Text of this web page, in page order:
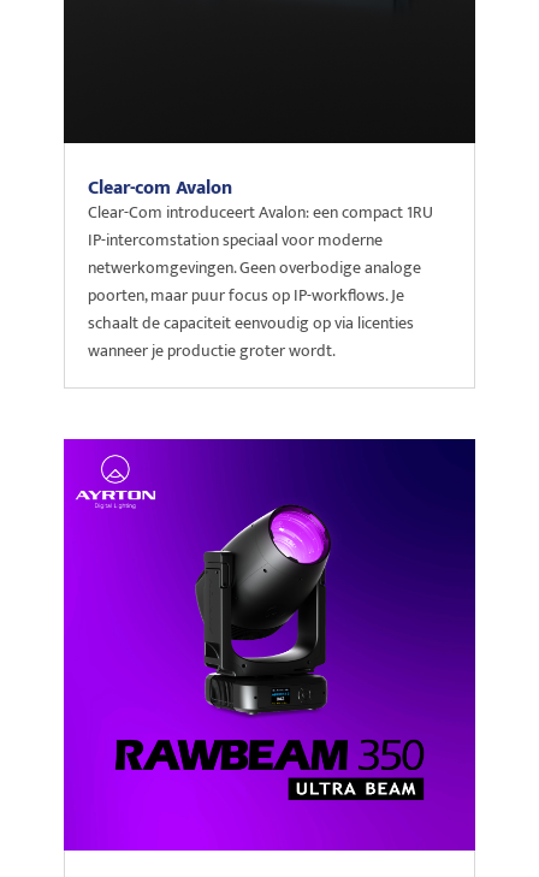
Clear-com Avalon
Clear-Com introduceert Avalon: een compact 1RU
IP-intercomstation speciaal voor moderne
netwerkomgevingen. Geen overbodige analoge
poorten, maar puur focus op IP-workflows. Je
schaalt de capaciteit eenvoudig op via licenties
wanneer je productie groter wordt.